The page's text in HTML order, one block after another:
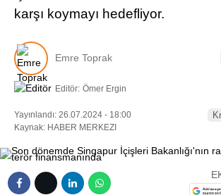
karşı koymayı hedefliyor.
Emre Toprak
Editör: Ömer Ergin
Yayınlandı: 26.07.2024 - 18:00
Kaynak: HABER MERKEZI